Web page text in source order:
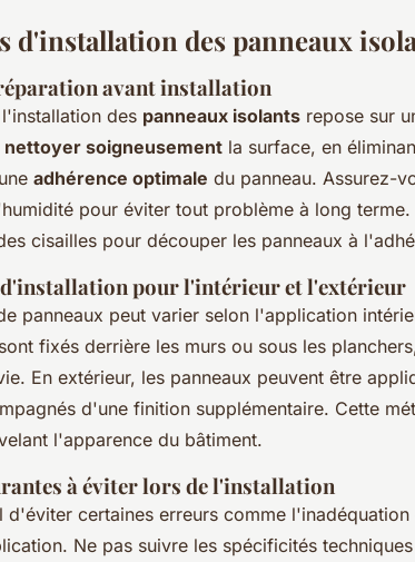
d'installation des panneaux
avant installation
des panneaux isolants repose sur
nettoyer soigneusement la surface, en
adhérence optimale du panneau. Assurez-
pour éviter tout problème à long
cisailles pour découper les panneaux à
d'installation pour l'intérieur et l'extérieur
panneaux peut varier selon l'application
fixés derrière les murs ou sous les
En extérieur, les panneaux peuvent être
d'une finition supplémentaire. Cette
l'apparence du bâtiment.
à éviter lors de l'installation
d'éviter certaines erreurs comme
Ne pas suivre les spécificités